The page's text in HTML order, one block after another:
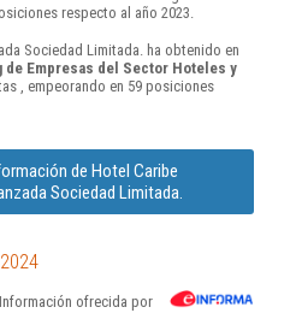
respecto al año 2023.
Sociedad Limitada. ha obtenido en
de Empresas del Sector Hoteles y
, empeorando en 59 posiciones
de Hotel Caribe
Sociedad Limitada.
Información ofrecida por